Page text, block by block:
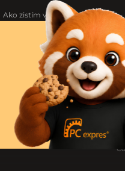
Ako zistím výrobné číslo
Ponuka práce